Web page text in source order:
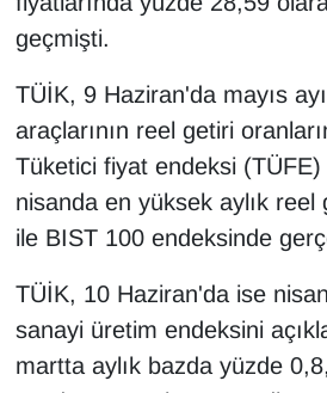
geçmişti.
TÜİK, 9 Haziran'da mayıs
araçlarının reel getiri
Tüketici fiyat endeksi
nisanda en yüksek aylık
ile BIST 100 endeksinde
TÜİK, 10 Haziran'da ise
sanayi üretim endeksini
martta aylık bazda yüzde